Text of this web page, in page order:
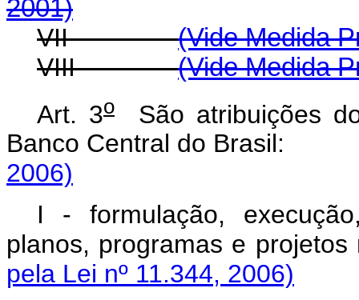
2001)
VII -(Vide Medida
VIII -(Vide Medida
Art. 3o São atribuições
Banco Central do
2006)
I - formulação,
planos, programas e
pela Lei nº 11.344, 2006)